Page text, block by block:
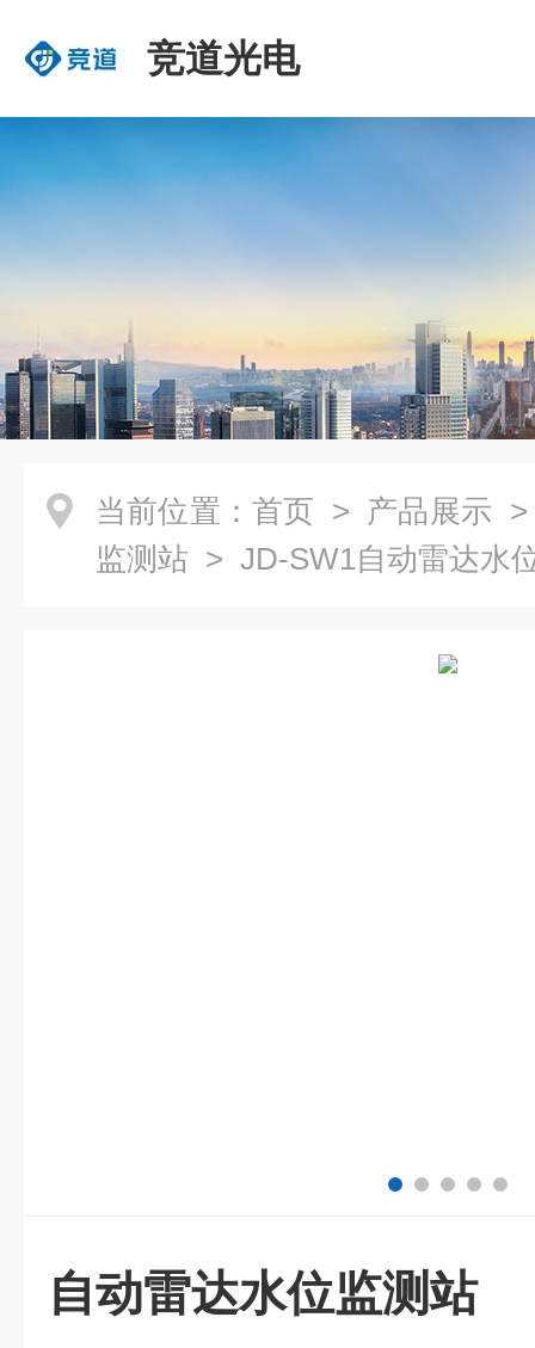
竞道光电
当前位置： 首页 > 产品展示
监测站 > JD-SW1自动雷达水
自动雷达水位监测站